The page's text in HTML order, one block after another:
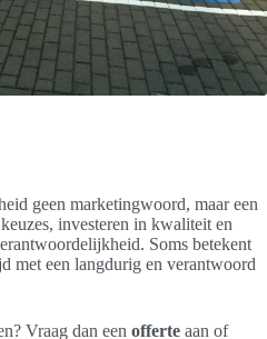
geen marketingwoord, maar een
investeren in kwaliteit en
Soms betekent
met een langdurig en verantwoord
Vraag dan een offerte aan of